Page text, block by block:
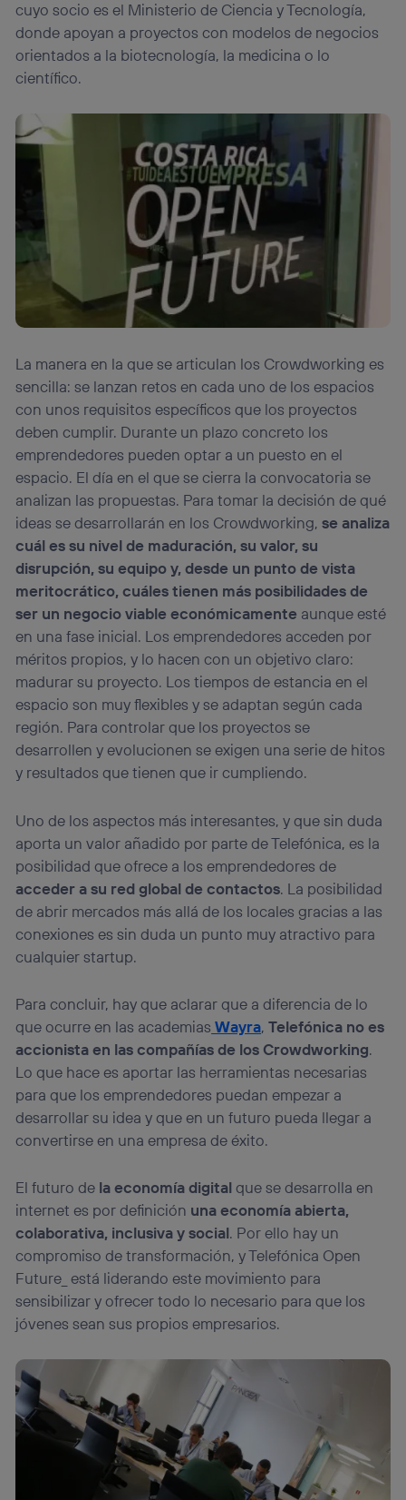
cuyo socio es el Ministerio de Ciencia y Tecnología,
donde apoyan a proyectos con modelos de negocios
orientados a la biotecnología, la medicina o lo
científico.
La manera en la que se articulan los Crowdworking es
sencilla: se lanzan retos en cada uno de los espacios
con unos requisitos específicos que los proyectos
deben cumplir. Durante un plazo concreto los
emprendedores pueden optar a un puesto en el
espacio. El día en el que se cierra la convocatoria se
analizan las propuestas. Para tomar la decisión de qué
ideas se desarrollarán en los Crowdworking,se analiza
cuál es su nivel de maduración, su valor, su
disrupción, su equipo y, desde un punto de vista
meritocrático, cuáles tienen más posibilidades de
ser un negocio viable económicamente aunque esté
en una fase inicial. Los emprendedores acceden por
méritos propios, y lo hacen con un objetivo claro:
madurar su proyecto. Los tiempos de estancia en el
espacio son muy flexibles y se adaptan según cada
región. Para controlar que los proyectos se
desarrollen y evolucionen se exigen una serie de hitos
y resultados que tienen que ir cumpliendo.
Uno de los aspectos más interesantes, y que sin duda
aporta un valor añadido por parte de Telefónica, es la
posibilidad que ofrece a los emprendedores de
acceder a su red global de contactos. La posibilidad
de abrir mercados más allá de los locales gracias a las
conexiones es sin duda un punto muy atractivo para
cualquier startup.
Para concluir, hay que aclarar que a diferencia de lo
que ocurre en las academias Wayra,Telefónica no es
accionista en las compañías de los Crowdworking.
Lo que hace es aportar las herramientas necesarias
para que los emprendedores puedan empezar a
desarrollar su idea y que en un futuro pueda llegar a
convertirse en una empresa de éxito.
El futuro de la economía digitalque se desarrolla en
internet es por definición una economía abierta,
colaborativa, inclusiva y social. Por ello hay un
compromiso de transformación, y Telefónica Open
Future_ está liderando este movimiento para
sensibilizar y ofrecer todo lo necesario para que los
jóvenes sean sus propios empresarios.